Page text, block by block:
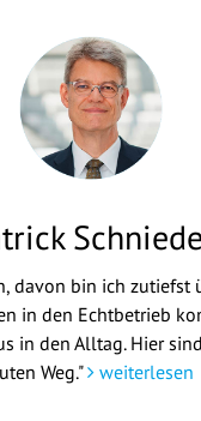
davon bin ich zutiefst
in den Echtbetrieb
in den Alltag. Hier
Weg."
weiterlesen